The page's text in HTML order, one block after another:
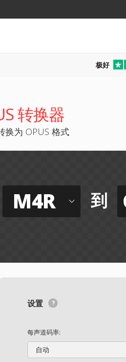
极好
转换器
换为 OPUS 格式
M4R 到
设置
每声道码率:
自动